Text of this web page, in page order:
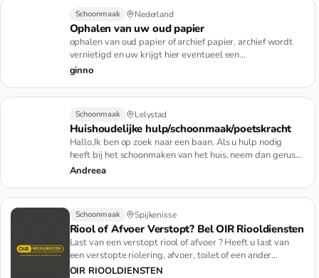
Schoonmaak Nederland
Ophalen van uw oud papier
ophalen van oud papier of archief papier. archief wordt
vernietigd en uw krijgt hier eventueel een
vernietigingsbewijs v…
ginno
Schoonmaak Lelystad
Huishoudelijke hulp/schoonmaak/poetskracht
Hallo,Ik ben op zoek naar een baan. Als u hulp nodig
heeft bij het schoonmaken van het huis, neem dan gerust
contact met…
Andreea
Schoonmaak Spijkenisse
Riool of Afvoer Verstopt? Bel OIR Riooldiensten
Last van een verstopt riool of afvoer ? Heeft u last van
een verstopte riolering, afvoer, toilet of een ander
verstoppin…
OIR RIOOLDIENSTEN